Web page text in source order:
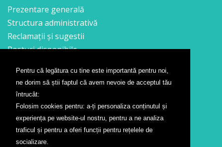
Pentru că legătura cu tine este importantă pentru noi,
ne dorim să știi faptul că avem nevoie de acceptul tău
întrucât:
Folosim cookies pentru: a-ți personaliza conținutul și
experiența pe website-ul nostru, pentru a ne analiza
traficul și pentru a oferi funcții pentru rețelele de
socializare.
Prezentare generală
Structura administrativă
Reclamații și sugestii
Posturi disponibile
Contact
Formular contact
Localizare
Presă
Companii aeriene